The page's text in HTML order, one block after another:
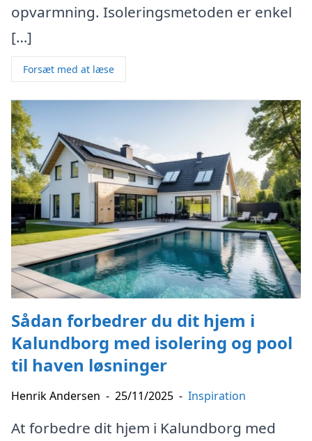
opvarmning. Isoleringsmetoden er enkel
[…]
Forsæt med at læse
Sådan forbedrer du dit hjem i
Kalundborg med isolering og pool
til haven løsninger
Henrik Andersen - 25/11/2025 - Inspiration
At forbedre dit hjem i Kalundborg med